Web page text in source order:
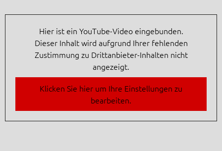
Hier ist ein YouTube-Video eingebunden.
Dieser Inhalt wird aufgrund Ihrer fehlenden
Zustimmung zu Drittanbieter-Inhalten nicht
angezeigt.
Klicken Sie hier um Ihre Einstellungen zu
bearbeiten.